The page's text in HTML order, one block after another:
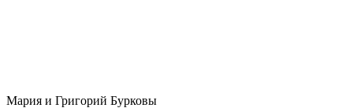
Мария и Григорий Бурковы